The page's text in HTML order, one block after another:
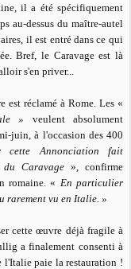
il a été spécifiquement
au-dessus du maître-autel
il est entré dans ce qui
Bref, le Caravage est là
s'en priver...
est réclamé à Rome. Les «
» veulent absolument
juin, à l'occasion des 400
cette Annonciation fait
du Caravage », confirme
romaine. « En particulier
rarement vu en Italie. »
cette œuvre déjà fragile à
a finalement consenti à
l'Italie paie la restauration !